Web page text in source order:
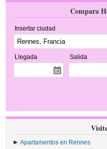
Compara
Insertar ciudad
Llegada Salida
Apartamentos en Rennes